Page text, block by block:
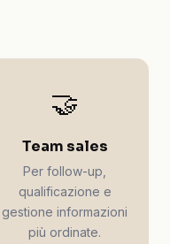
🤝
Team sales
Per follow-up,
qualificazione e
gestione informazioni
più ordinate.